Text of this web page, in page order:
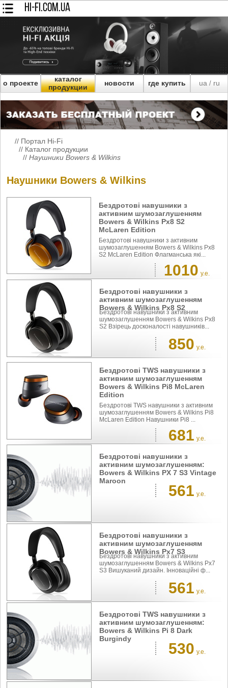
HI-FI.COM.UA
о проекте
каталог
продукции
новости где купить ua/ ru
// Портал Hi-Fi
// Каталог продукции
// Наушники Bowers & Wilkins
Наушники Bowers & Wilkins
Бездротові навушники з
активним шумозаглушенням
Bowers & Wilkins Px8 S2
McLaren Edition
Бездротові навушники з активним
шумозаглушенням Bowers & Wilkins Px8
S2 McLaren Edition Флагманська які...
1010 у.е.
Бездротові навушники з
активним шумозаглушенням
Bowers & Wilkins Px8 S2
Бездротові навушники з активним
шумозаглушенням Bowers & Wilkins Px8
S2 Взірець досконалості навушників...
850 у.е.
Бездротові TWS навушники з
активним шумозаглушенням
Bowers & Wilkins Pi8 McLaren
Edition
Бездротові TWS навушники з активним
шумозаглушенням Bowers & Wilkins Pi8
McLaren Edition Навушники Pi8 ...
681 у.е.
Бездротові навушники з
активним шумозаглушенням:
Bowers & Wilkins PX 7 S3 Vintage
Maroon
561 у.е.
Бездротові навушники з
активним шумозаглушенням
Bowers & Wilkins Px7 S3
Бездротові навушники з активним
шумозаглушенням Bowers & Wilkins Px7
S3 Вишуканий дизайн. Інноваційні ф...
561 у.е.
Бездротові TWS навушники з
активним шумозаглушенням:
Bowers & Wilkins Pi 8 Dark
Burgindy
530 у.е.